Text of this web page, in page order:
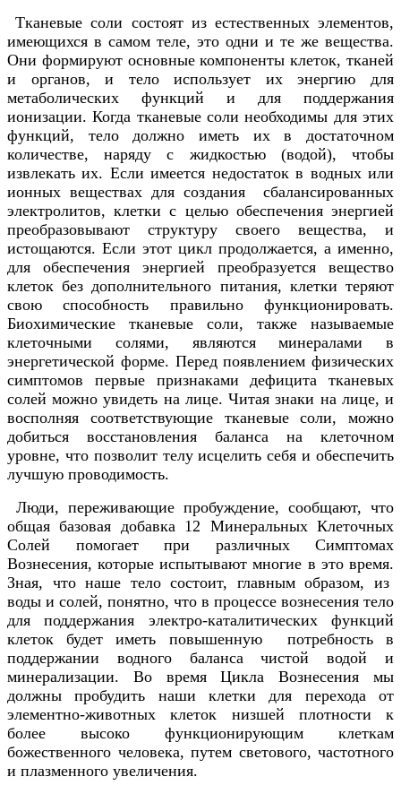
Тканевые соли состоят из естественных элементов,
имеющихся в самом теле, это одни и те же вещества.
Они формируют основные компоненты клеток, тканей
и органов, и тело использует их энергию для
метаболических функций и для поддержания
ионизации. Когда тканевые соли необходимы для этих
функций, тело должно иметь их в достаточном
количестве, наряду с жидкостью (водой), чтобы
извлекать их. Если имеется недостаток в водных или
ионных веществах для создания сбалансированных
электролитов, клетки с целью обеспечения энергией
преобразовывают структуру своего вещества, и
истощаются. Если этот цикл продолжается, а именно,
для обеспечения энергией преобразуется вещество
клеток без дополнительного питания, клетки теряют
свою способность правильно функционировать.
Биохимические тканевые соли, также называемые
клеточными солями, являются минералами в
энергетической форме. Перед появлением физических
симптомов первые признаками дефицита тканевых
солей можно увидеть на лице. Читая знаки на лице, и
восполняя соответствующие тканевые соли, можно
добиться восстановления баланса на клеточном
уровне, что позволит телу исцелить себя и обеспечить
лучшую проводимость.
Люди, переживающие пробуждение, сообщают, что
общая базовая добавка 12 Минеральных Клеточных
Солей помогает при различных Симптомах
Вознесения, которые испытывают многие в это время.
Зная, что наше тело состоит, главным образом, из
воды и солей, понятно, что в процессе вознесения тело
для поддержания электро-каталитических функций
клеток будет иметь повышенную потребность в
поддержании водного баланса чистой водой и
минерализации. Во время Цикла Вознесения мы
должны пробудить наши клетки для перехода от
элементно-животных клеток низшей плотности к
более высоко функционирующим клеткам
божественного человека, путем светового, частотного
и плазменного увеличения.